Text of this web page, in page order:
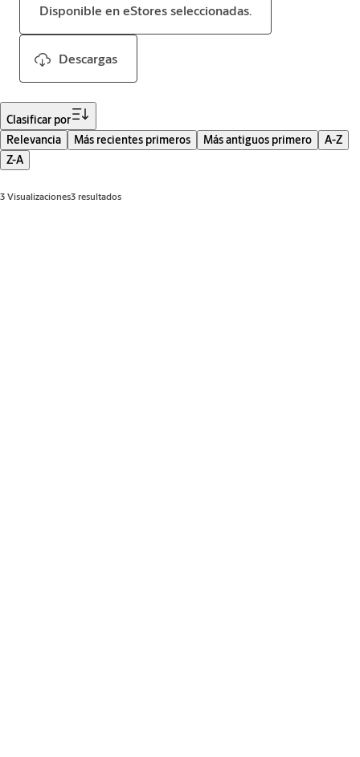
Disponible en eStores seleccionadas.
Descargas
Clasificar por
Relevancia
Más recientes primeros Más antiguos primero
A-Z
Z-A
3 Visualizaciones3 resultados